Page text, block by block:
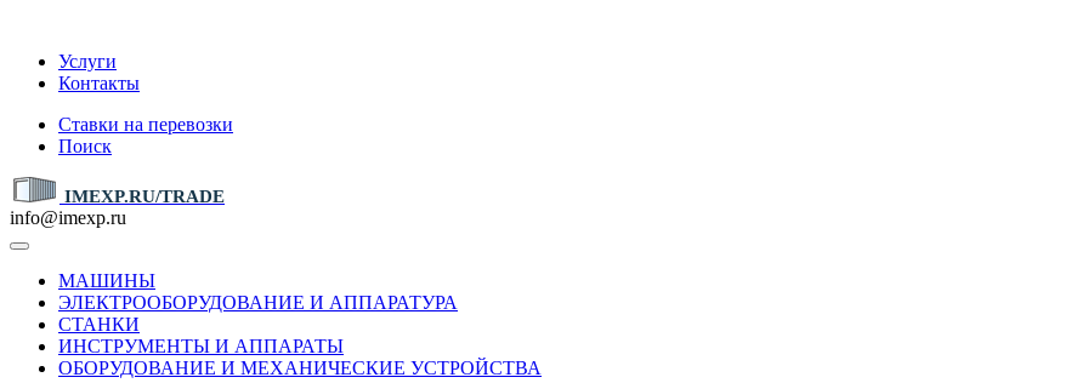
Услуги
Контакты
Ставки на перевозки
Поиск
IMEXP.RU/TRADE
info@imexp.ru
МАШИНЫ
ЭЛЕКТРООБОРУДОВАНИЕ И АППАРАТУРА
СТАНКИ
ИНСТРУМЕНТЫ И АППАРАТЫ
ОБОРУДОВАНИЕ И МЕХАНИЧЕСКИЕ УСТРОЙСТВА